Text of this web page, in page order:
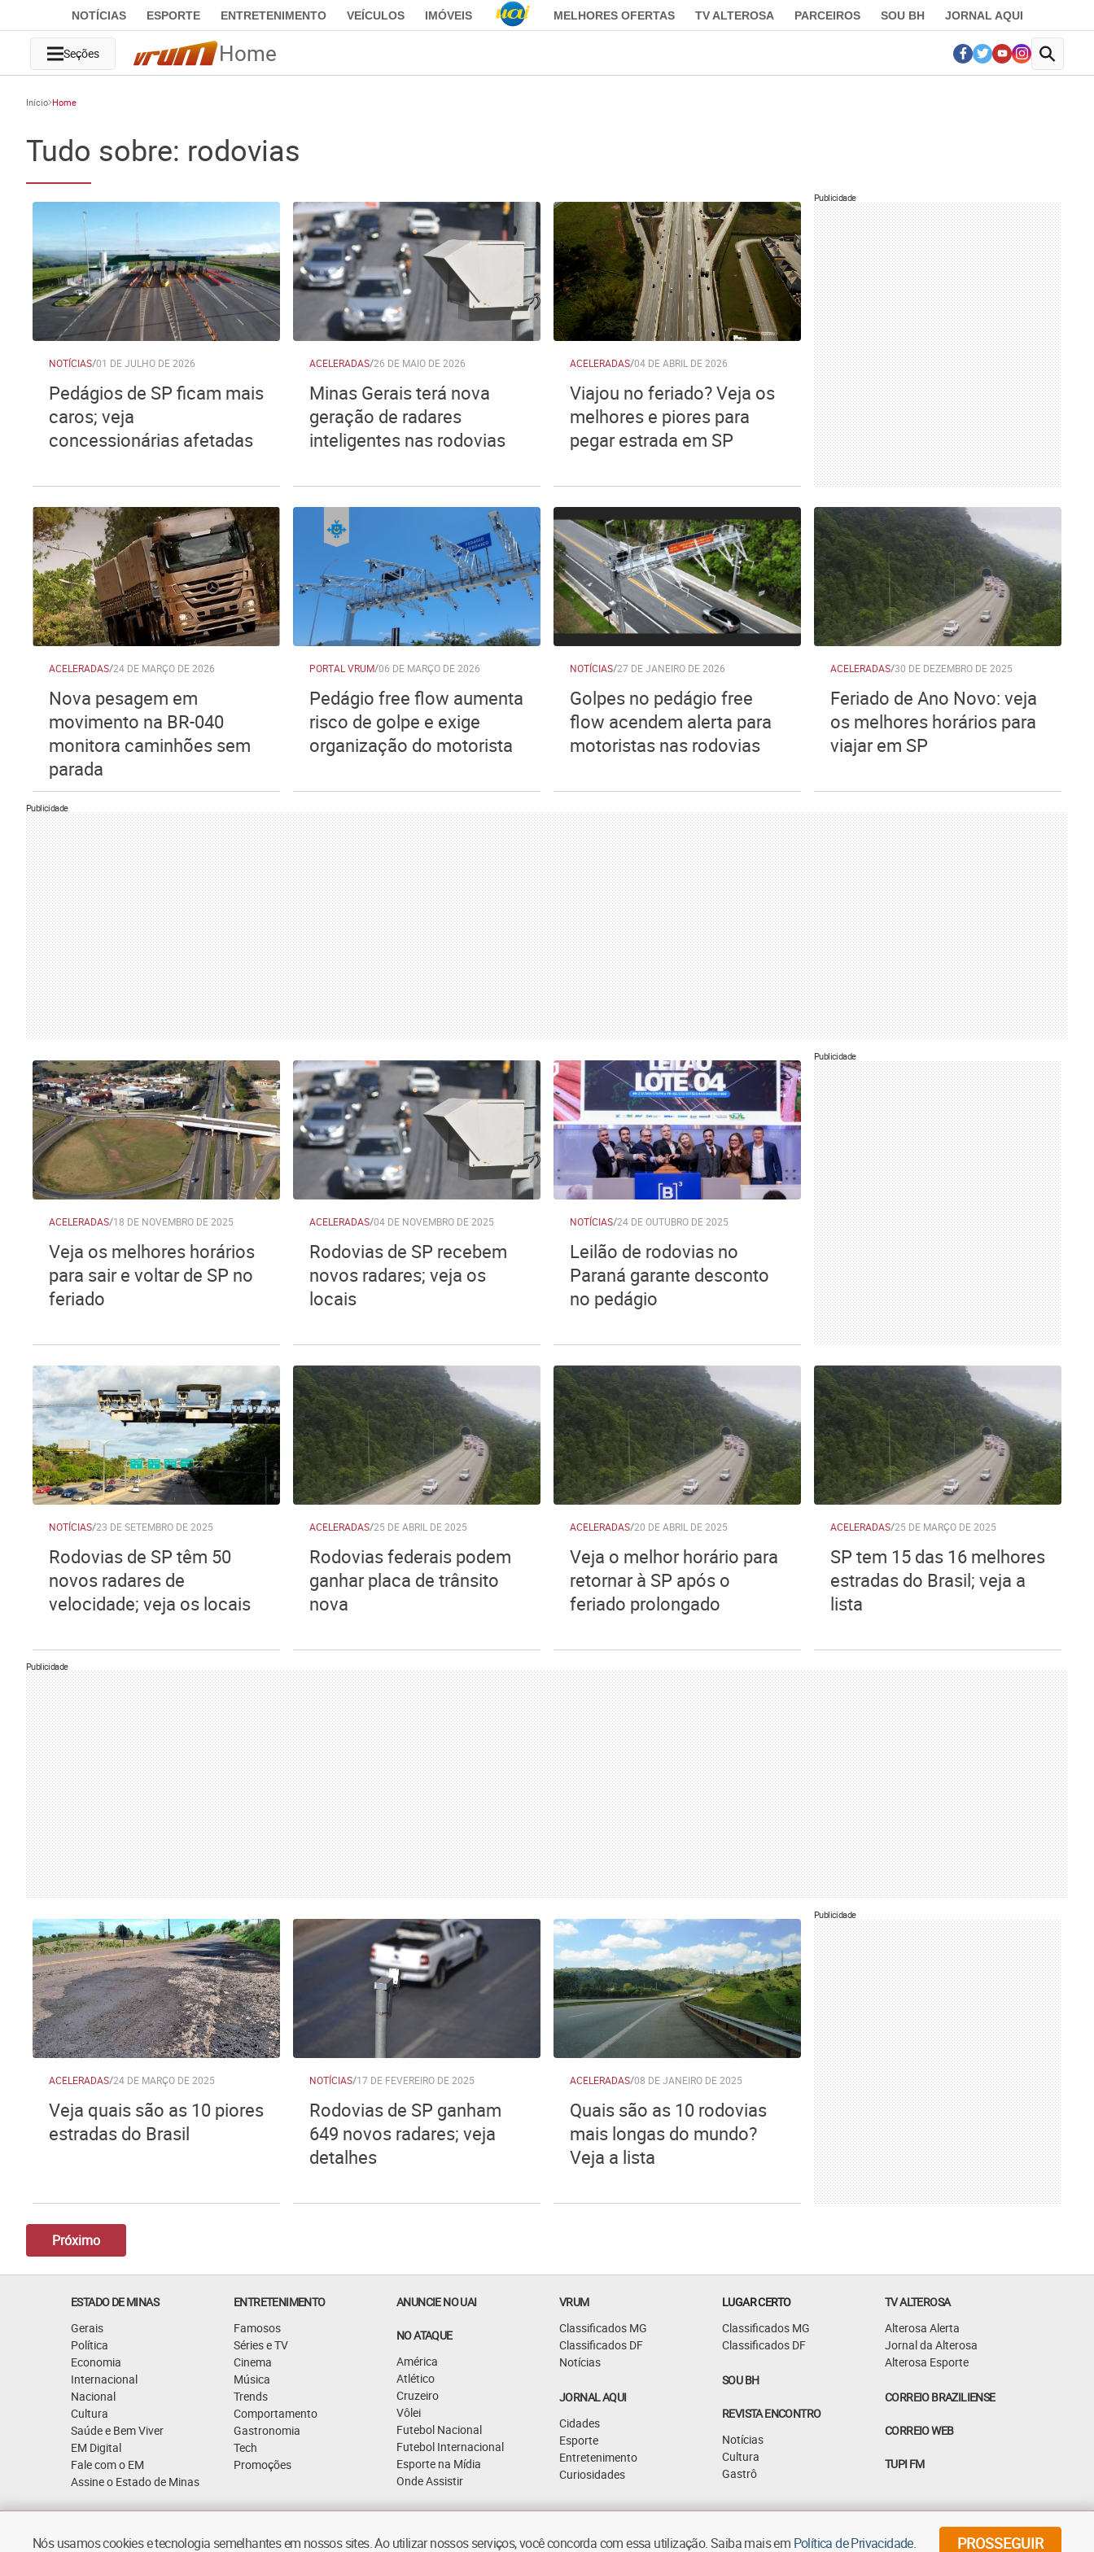
NOTÍCIAS ESPORTE ENTRETENIMENTO VEÍCULOS IMÓVEIS MELHORES OFERTAS TV ALTEROSA PARCEIROS SOU BH JORNAL AQUI
Seções Home
Início Home
Tudo sobre: rodovias
NOTÍCIAS/01 DE JULHO DE 2026
Pedágios de SP ficam mais
caros; veja
concessionárias afetadas
ACELERADAS/26 DE MAIO DE 2026
Minas Gerais terá nova
geração de radares
inteligentes nas rodovias
ACELERADAS/04 DE ABRIL DE 2026
Viajou no feriado? Veja os
melhores e piores para
pegar estrada em SP
Publicidade
ACELERADAS/24 DE MARÇO DE 2026
Nova pesagem em
movimento na BR-040
monitora caminhões sem
parada
PORTAL VRUM/06 DE MARÇO DE 2026
Pedágio free flow aumenta
risco de golpe e exige
organização do motorista
NOTÍCIAS/27 DE JANEIRO DE 2026
Golpes no pedágio free
flow acendem alerta para
motoristas nas rodovias
ACELERADAS/30 DE DEZEMBRO DE 2025
Feriado de Ano Novo: veja
os melhores horários para
viajar em SP
Publicidade
ACELERADAS/18 DE NOVEMBRO DE 2025
Veja os melhores horários
para sair e voltar de SP no
feriado
ACELERADAS/04 DE NOVEMBRO DE 2025
Rodovias de SP recebem
novos radares; veja os
locais
NOTÍCIAS/24 DE OUTUBRO DE 2025
Leilão de rodovias no
Paraná garante desconto
no pedágio
Publicidade
NOTÍCIAS/23 DE SETEMBRO DE 2025
Rodovias de SP têm 50
novos radares de
velocidade; veja os locais
ACELERADAS/25 DE ABRIL DE 2025
Rodovias federais podem
ganhar placa de trânsito
nova
ACELERADAS/20 DE ABRIL DE 2025
Veja o melhor horário para
retornar à SP após o
feriado prolongado
ACELERADAS/25 DE MARÇO DE 2025
SP tem 15 das 16 melhores
estradas do Brasil; veja a
lista
Publicidade
ACELERADAS/24 DE MARÇO DE 2025
Veja quais são as 10 piores
estradas do Brasil
NOTÍCIAS/17 DE FEVEREIRO DE 2025
Rodovias de SP ganham
649 novos radares; veja
detalhes
ACELERADAS/08 DE JANEIRO DE 2025
Quais são as 10 rodovias
mais longas do mundo?
Veja a lista
Publicidade
Próximo
ESTADO DE MINAS
Gerais
Política
Economia
Internacional
Nacional
Cultura
Saúde e Bem Viver
EM Digital
Fale com o EM
Assine o Estado de Minas
ENTRETENIMENTO
Famosos
Séries e TV
Cinema
Música
Trends
Comportamento
Gastronomia
Tech
Promoções
ANUNCIE NO UAI
NO ATAQUE
América
Atlético
Cruzeiro
Vôlei
Futebol Nacional
Futebol Internacional
Esporte na Mídia
Onde Assistir
VRUM
Classificados MG
Classificados DF
Notícias
JORNAL AQUI
Cidades
Esporte
Entretenimento
Curiosidades
LUGAR CERTO
Classificados MG
Classificados DF
SOU BH
REVISTA ENCONTRO
Notícias
Cultura
Gastrô
TV ALTEROSA
Alterosa Alerta
Jornal da Alterosa
Alterosa Esporte
CORREIO BRAZILIENSE
CORREIO WEB
TUPI FM
Quem Somos Política de Privacidade © 2026Diários Associados - Todos os direitos reservados
Nós usamos cookies e tecnologia semelhantes em nossos sites. Ao utilizar nossos serviços, você concorda com essa utilização. Saiba mais em Política de Privacidade. PROSSEGUIR